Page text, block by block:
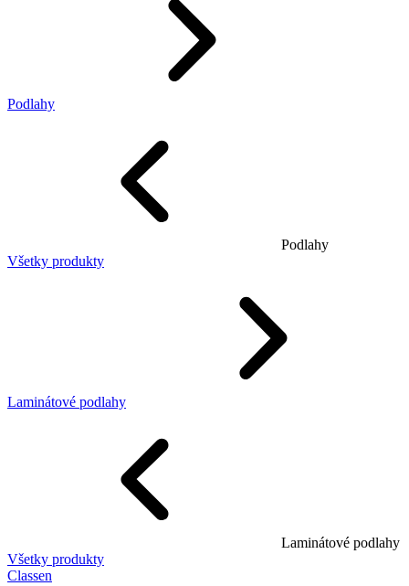
Podlahy
Podlahy
Všetky produkty
Laminátové podlahy
Laminátové podlahy
Všetky produkty
Classen